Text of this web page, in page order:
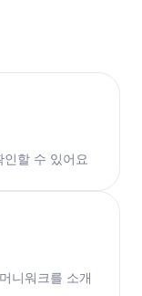
할 수 있어요
니워크를 소개